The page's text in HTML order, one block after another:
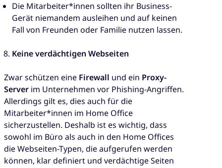
Die Mitarbeiter*innen sollten ihr Business-
Gerät niemandem ausleihen und auf keinen
Fall von Freunden oder Familie nutzen lassen.
Keine verdächtigen Webseiten
Zwar schützen eine Firewall und ein Proxy-
Server im Unternehmen vor Phishing-Angriffen.
Allerdings gilt es, dies auch für die
Mitarbeiter*innen im Home Office
sicherzustellen. Deshalb ist es wichtig, dass
sowohl im Büro als auch in den Home Offices
die Webseiten-Typen, die aufgerufen werden
können, klar definiert und verdächtige Seiten